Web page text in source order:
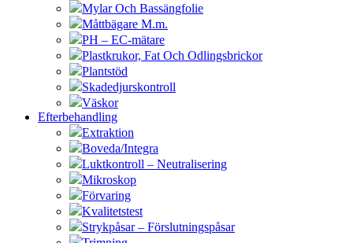
Mylar Och Bassängfolie
Måttbägare M.m.
PH – EC-mätare
Plastkrukor, Fat Och Odlingsbrickor
Plantstöd
Skadedjurskontroll
Väskor
Efterbehandling
Extraktion
Boveda/Integra
Luktkontroll – Neutralisering
Mikroskop
Förvaring
Kvalitetstest
Strykpåsar – Förslutningspåsar